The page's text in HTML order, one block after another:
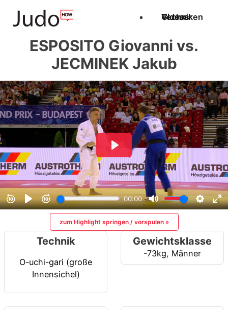
Techniken
Videos
Glossar
ESPOSITO Giovanni vs.
JECMINEK Jakub
zum Highlight springen / vorspulen »
Technik
O-uchi-gari (große
Innensichel)
Gewichtsklasse
-73kg, Männer